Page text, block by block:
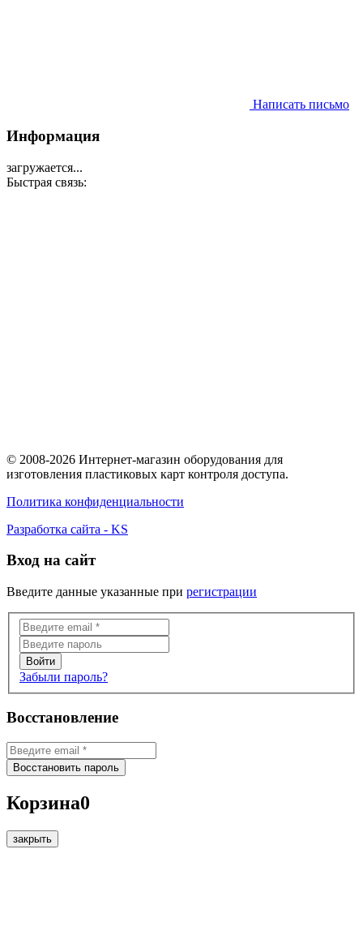
Написать письмо
Информация
загружается...
Быстрая связь:
© 2008-2026 Интернет-магазин оборудования для
изготовления пластиковых карт контроля доступа.
Политика конфиденциальности
Разработка сайта - KS
Вход на сайт
Введите данные указанные при регистрации
Забыли пароль?
Восстановление
Корзина0
закрыть